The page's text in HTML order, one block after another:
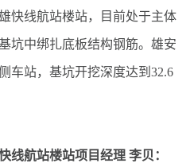
线航站楼站，目前处于主体
坑中绑扎底板结构钢筋。雄安
车站，基坑开挖深度达到32.6
线航站楼站项目经理 李贝：